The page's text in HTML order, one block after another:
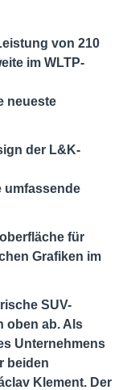
von 210
im WLTP-
neueste
der L&K-
umfassende
für
Grafiken im
SUV-
oben ab. Als
Unternehmens
beiden
Klement. Der